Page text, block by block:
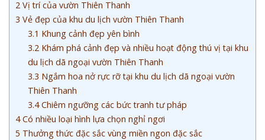
2 Vị trí của vườn Thiên Thanh
3 Vẻ đẹp của khu du lịch vườn Thiên Thanh
3.1 Khung cảnh đẹp yên bình
3.2 Khám phá cảnh đẹp và nhiều hoạt động thú vị tại khu
du lịch dã ngoại vườn Thiên Thanh
3.3 Ngắm hoa nở rực rỡ tại khu du lịch dã ngoại vườn
Thiên Thanh
3.4Chiêm ngưỡng các bức tranh tư pháp
4Có nhiều loại hình lựa chọn nghỉ ngơi
5 Thưởng thức đặc sắc vùng miền ngon đặc sắc